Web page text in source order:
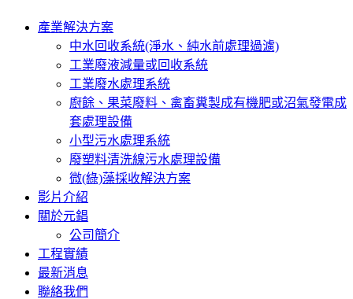
產業解決方案
中水回收系統(淨水、純水前處理過濾)
工業廢液減量或回收系統
工業廢水處理系統
廚餘、果菜廢料、禽畜糞製成有機肥或沼氣發電成
套處理設備
小型污水處理系統
廢塑料清洗線污水處理設備
微(綠)藻採收解決方案
影片介紹
關於元錩
公司簡介
工程實績
最新消息
聯絡我們